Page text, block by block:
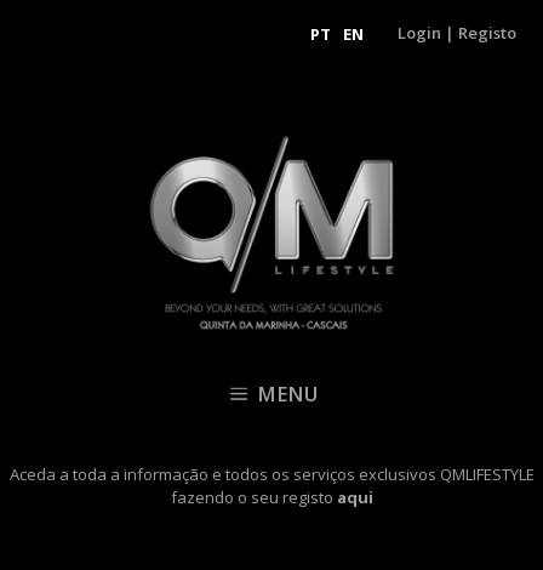
PT EN Login | Registo
MENU
Aceda a toda a informação e todos os serviços exclusivos QMLIFESTYLE
fazendo o seu registo aqui